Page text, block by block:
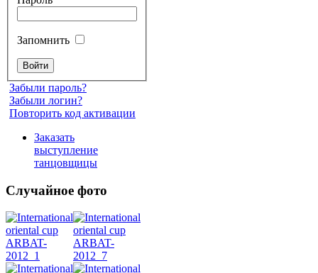
Запомнить
Забыли пароль?
Забыли логин?
Повторить код активации
Заказать
выступление
танцовщицы
Случайное фото